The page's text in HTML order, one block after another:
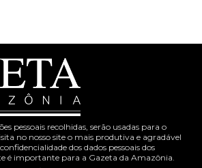
pessoais recolhidas, serão usadas para o
no nosso site o mais produtiva e agradável
dos dados pessoais dos
é importante para a Gazeta da Amazônia.